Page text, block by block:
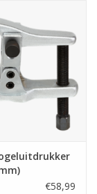
€58,99